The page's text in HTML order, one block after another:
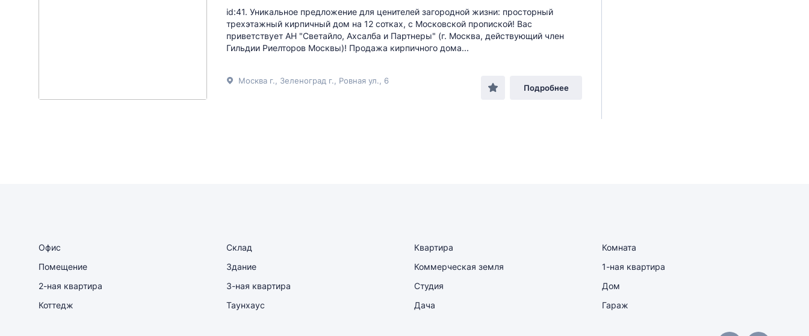
id:41. Уникальное предложение для ценителей загородной жизни: просторный
трехэтажный кирпичный дом на 12 сотках, с Московской пропиской! Вас
приветствует АН "Светайло, Ахсалба и Партнеры" (г. Москва, действующий член
Гильдии Риелторов Москвы)! Продажа кирпичного дома...
Москва г., Зеленоград г., Ровная ул., 6
Подробнее
Офис Склад Квартира
Комната
Помещение
Здание Коммерческая земля
1-ная квартира
2-ная квартира
3-ная квартира Студия
Дом
Коттедж
Таунхаус Дача Гараж